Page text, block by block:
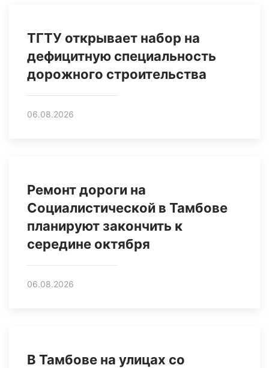
ТГТУ открывает набор на
дефицитную специальность
дорожного строительства
06.08.2026
Ремонт дороги на
Социалистической в Тамбове
планируют закончить к
середине октября
06.08.2026
В Тамбове на улицах со